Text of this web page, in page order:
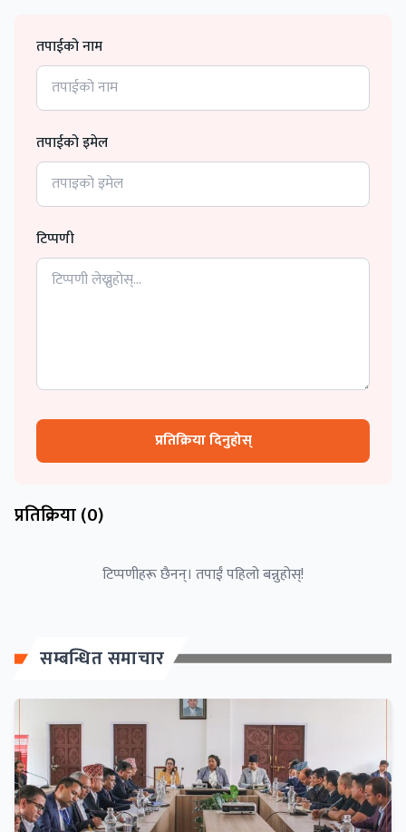
तपाईको नाम
तपाईको इमेल
टिप्पणी
प्रतिक्रिया दिनुहोस्
प्रतिक्रिया (0)
टिप्पणीहरू छैनन्। तपाईं पहिलो बन्नुहोस्!
सम्बन्धित समाचार